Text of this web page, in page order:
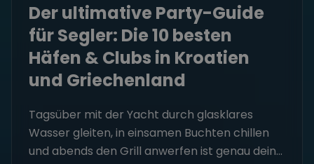
Der ultimative Party-Guide
für Segler: Die 10 besten
Häfen & Clubs in Kroatien
und Griechenland
Tagsüber mit der Yacht durch glasklares
Wasser gleiten, in einsamen Buchten chillen
und abends den Grill anwerfen ist genau dein...